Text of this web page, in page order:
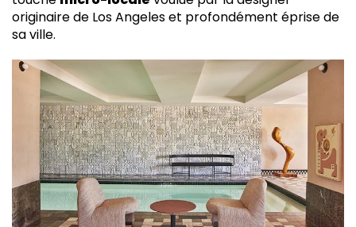
originaire de Los Angeles et profondément éprise de
sa ville.